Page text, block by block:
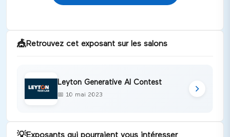
🎪Retrouvez cet exposant sur les salons
Leyton Generative AI Contest
📅 10 mai 2023